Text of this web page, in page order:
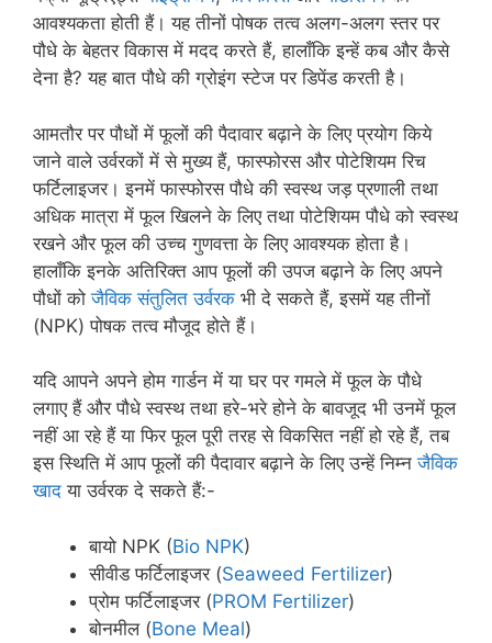
आवश्यकता होती हैं। यह तीनों पोषक तत्व अलग-अलग स्तर पर
पौधे के बेहतर विकास में मदद करते हैं, हालाँकि इन्हें कब और कैसे
देना है? यह बात पौधे की ग्रोइंग स्टेज पर डिपेंड करती है।
आमतौर पर पौधों में फूलों की पैदावार बढ़ाने के लिए प्रयोग किये
जाने वाले उर्वरकों में से मुख्य हैं, फास्फोरस और पोटेशियम रिच
फर्टिलाइजर। इनमें फास्फोरस पौधे की स्वस्थ जड़ प्रणाली तथा
अधिक मात्रा में फूल खिलने के लिए तथा पोटेशियम पौधे को स्वस्थ
रखने और फूल की उच्च गुणवत्ता के लिए आवश्यक होता है।
हालाँकि इनके अतिरिक्त आप फूलों की उपज बढ़ाने के लिए अपने
पौधों कोजैविक संतुलित उर्वरक भी दे सकते हैं, इसमें यह तीनों
(NPK) पोषक तत्व मौजूद होते हैं।
यदि आपने अपने होम गार्डन में या घर पर गमले में फूल के पौधे
लगाए हैं और पौधे स्वस्थ तथा हरे-भरे होने के बावजूद भी उनमें फूल
नहीं आ रहे हैं या फिर फूल पूरी तरह से विकसित नहीं हो रहे हैं, तब
इस स्थिति में आप फूलों की पैदावार बढ़ाने के लिए उन्हें निम्नजैविक
खाद या उर्वरक दे सकते हैं:-
बायो NPK (Bio NPK)
सीवीड फर्टिलाइजर (Seaweed Fertilizer)
प्रोम फर्टिलाइजर (PROM Fertilizer)
बोनमील (Bone Meal)